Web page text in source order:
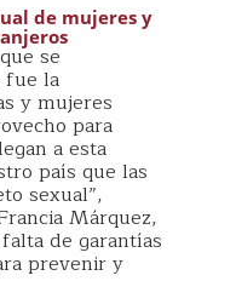
de mujeres y
se
fue la
y mujeres
para
a esta
país que las
sexual”,
Márquez,
de garantías
prevenir y